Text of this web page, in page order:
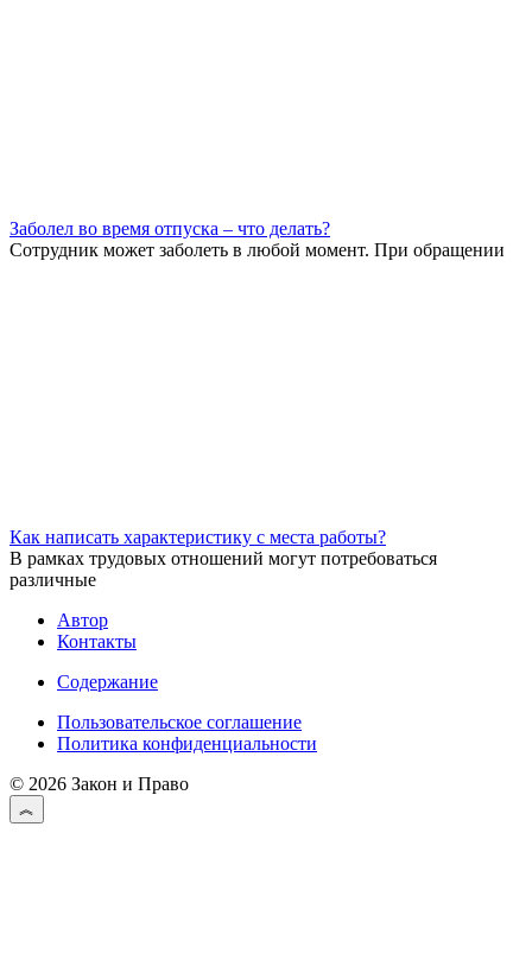
Заболел во время отпуска – что делать?
Сотрудник может заболеть в любой момент. При обращении
Как написать характеристику с места работы?
В рамках трудовых отношений могут потребоваться
различные
Автор
Контакты
Содержание
Пользовательское соглашение
Политика конфиденциальности
© 2026 Закон и Право